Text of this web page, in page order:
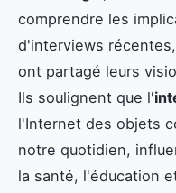
comprendre les
d'interviews
ont partagé leurs
Ils soulignent que l'
l'Internet des objets
notre quotidien,
la santé, l'éducation